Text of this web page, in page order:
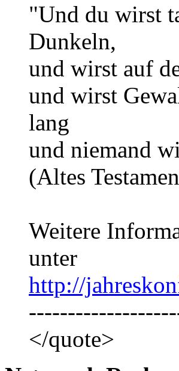
"Und du wirst
Dunkeln,
und wirst auf
und wirst
lang
und niemand
(Altes
Weitere
unter
http://
</quote>